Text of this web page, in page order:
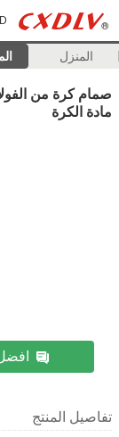
المنزل
مادة الكرة
تفاصيل المنتج